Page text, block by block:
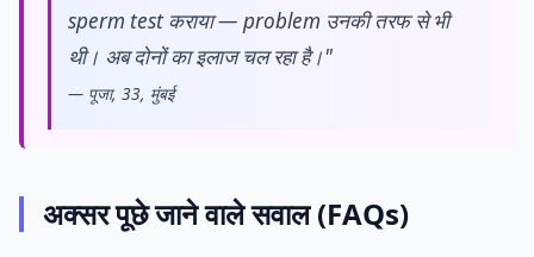
sperm test कराया — problem उनकी तरफ से भी
थी। अब दोनों का इलाज चल रहा है।"
— पूजा, 33, मुंबई
अक्सर पूछे जाने वाले सवाल (FAQs)